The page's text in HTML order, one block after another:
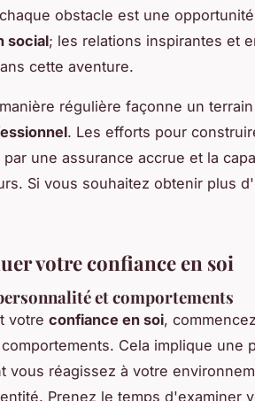
obstacle est une
social; les relations inspirantes et
cette aventure.
régulière façonne un
. Les efforts pour
une assurance accrue et la
Si vous souhaitez obtenir plus
votre confiance en soi
et comportements
votre confiance en soi,
Cela implique une
vous réagissez à votre
Prenez le temps d'examiner